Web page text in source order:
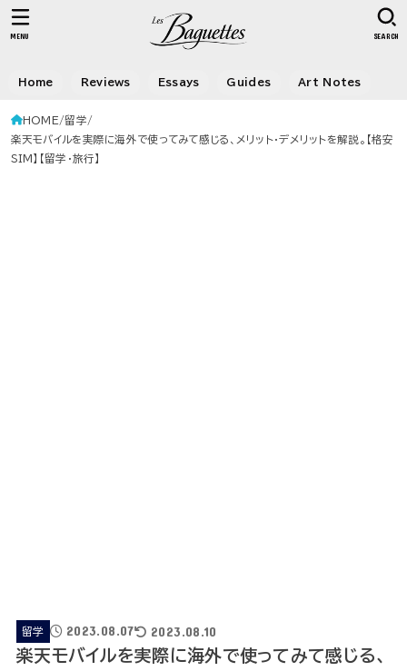
Home Reviews Essays Guides Art Notes
SEARCH
MENU
HOME
留学
楽天モバイルを実際に海外で使ってみて感じる、メリット・デメリットを解説。【格安
SIM】【留学・旅行】
留学 2023.08.07 2023.08.10
楽天モバイルを実際に海外で使ってみて感じる、